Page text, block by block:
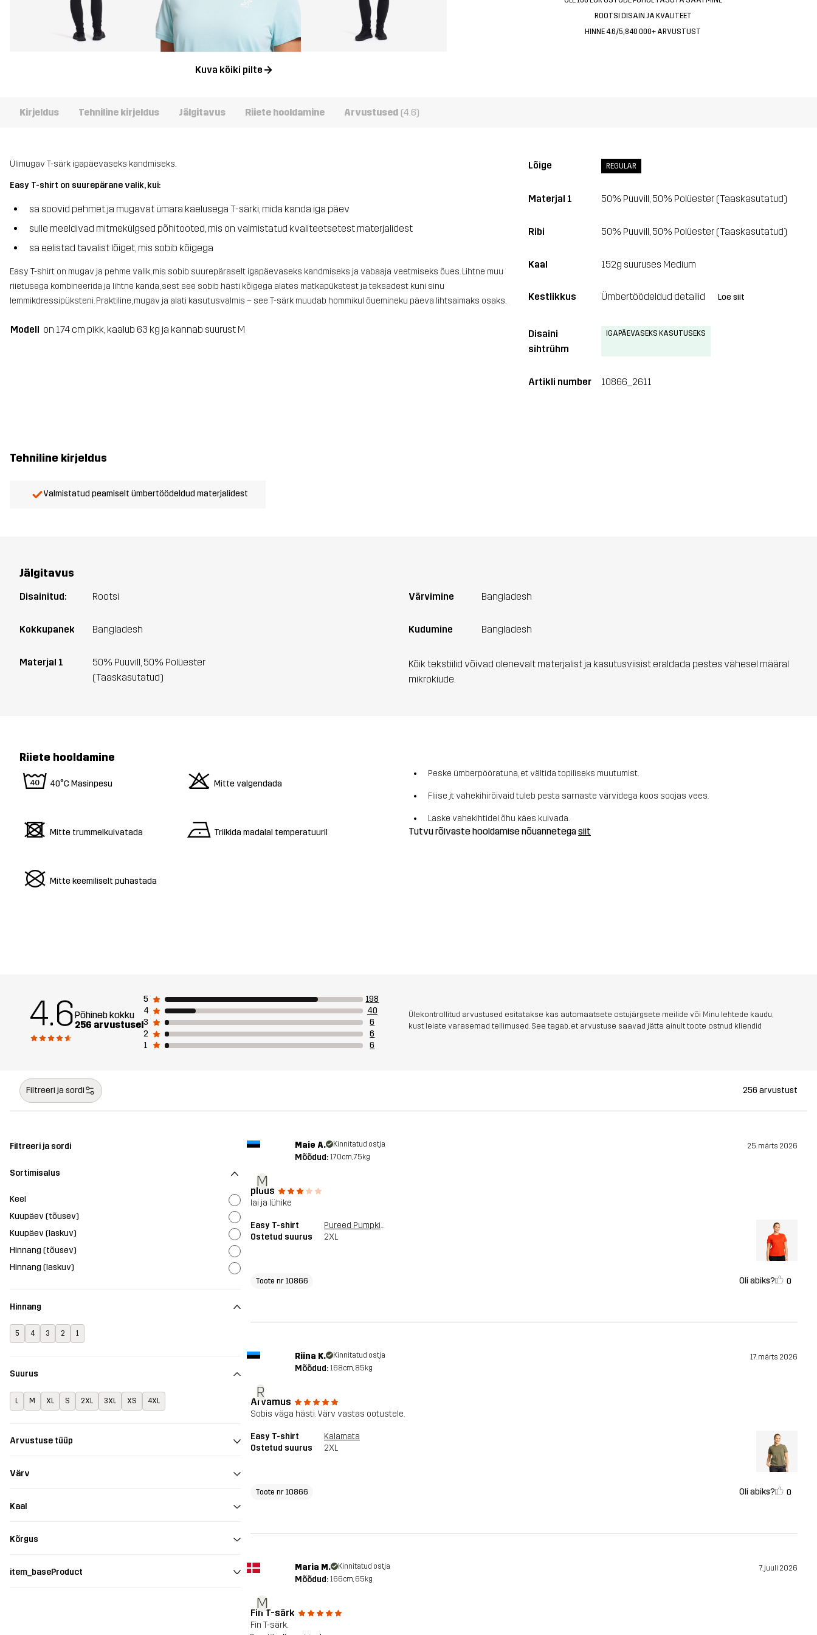
Kuva kõiki pilte
ROOTSI DISAIN JA KVALITEET
HINNE 4.6/5, 840 000+ ARVUSTUST
Kirjeldus Tehniline kirjeldus Jälgitavus Riiete hooldamine Arvustused (4.6)
Ülimugav T-särk igapäevaseks kandmiseks.
Easy T-shirt on suurepärane valik, kui:
sa soovid pehmet ja mugavat ümara kaelusega T-särki, mida kanda iga päev
sulle meeldivad mitmekülgsed põhitooted, mis on valmistatud kvaliteetsetest materjalidest
sa eelistad tavalist lõiget, mis sobib kõigega
Easy T-shirt on mugav ja pehme valik, mis sobib suurepäraselt igapäevaseks kandmiseks ja vabaaja veetmiseks õues. Lihtne muu
riietusega kombineerida ja lihtne kanda, sest see sobib hästi kõigega alates matkapükstest ja teksadest kuni sinu
lemmikdressipüksteni. Praktiline, mugav ja alati kasutusvalmis – see T-särk muudab hommikul õuemineku päeva lihtsaimaks osaks.
Modell on 174 cm pikk, kaalub 63 kg ja kannab suurust M
Lõige REGULAR
Materjal 1 50% Puuvill, 50% Polüester (Taaskasutatud)
Ribi 50% Puuvill, 50% Polüester (Taaskasutatud)
Kaal 152g suuruses Medium
Kestlikkus Ümbertöödeldud detailid Loe siit
Disaini
sihtrühm
IGAPÄEVASEKS KASUTUSEKS
Artikli number 10866_2611
Tehniline kirjeldus
Valmistatud peamiselt ümbertöödeldud materjalidest
Jälgitavus
Disainitud: Rootsi
Kokkupanek Bangladesh
Materjal 1
50% Puuvill, 50% Polüester
(Taaskasutatud)
Värvimine Bangladesh
Kudumine Bangladesh
Kõik tekstiilid võivad olenevalt materjalist ja kasutusviisist eraldada pestes vähesel määral
mikrokiude.
Riiete hooldamine
8 40°C Masinpesu o Mitte valgendada
d Mitte trummelkuivatada n Triikida madalal temperatuuril
U Mitte keemiliselt puhastada
Peske ümberpööratuna, et vältida topiliseks muutumist.
Fliise jt vahekihirõivaid tuleb pesta sarnaste värvidega koos soojas vees.
Laske vahekihtidel õhu käes kuivada.
Tutvu rõivaste hooldamise nõuannetegasiit
4.6Põhineb kokku
256 arvustusel
5
198
4
40
3
6
2
6
1
6
Ülekontrollitud arvustused esitatakse kas automaatsete ostujärgsete meilide või Minu lehtede kaudu,
kust leiate varasemad tellimused. See tagab, et arvustuse saavad jätta ainult toote ostnud kliendid
Filtreeri ja sordi 256 arvustust
Filtreeri ja sordi
Sortimisalus
Keel
Kuupäev (tõusev)
Kuupäev (laskuv)
Hinnang (tõusev)
Hinnang (laskuv)
Hinnang
5 4 3 2 1
Suurus
L M XL S 2XL 3XL XS 4XL
Arvustuse tüüp
Värv
Kaal
Kõrgus
item_baseProduct
M
Maie A. Kinnitatud ostja 25. märts 2026
Mõõdud: 170cm, 75kg
pluus
lai ja lühike
Easy T-shirt
Pureed Pumpkin
Ostetud suurus
2XL
Toote nr 10866 Oli abiks? 0
R
Riina K. Kinnitatud ostja 17. märts 2026
Mõõdud: 168cm, 85kg
Arvamus
Sobis väga hästi. Värv vastas ootustele.
Easy T-shirt
Kalamata
Ostetud suurus
2XL
Toote nr 10866 Oli abiks? 0
M
Maria M. Kinnitatud ostja 7. juuli 2026
Mõõdud: 166cm, 65kg
Fin T-särk
Fin T-särk.